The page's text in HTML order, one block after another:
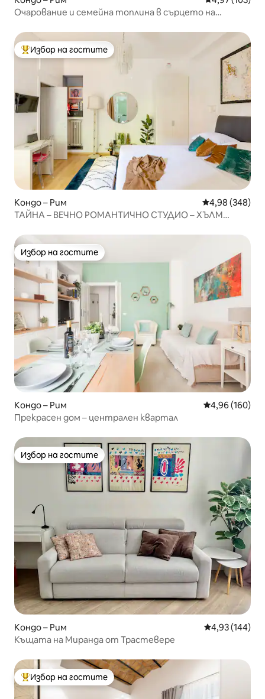
Очарование и семейна топлина в сърцето на
Най-популярен избор на гостите
Избор на гостите
Кондо – Рим Средна
4,98 (348)
ТАЙНА – ВЕЧНО РОМАНТИЧНО СТУДИО – ХЪЛМ
Избор на гостите
Избор на гостите
Кондо – Рим Средна
4,96 (160)
Прекрасен дом – централен квартал
Избор на гостите
Избор на гостите
Кондо – Рим Средна
4,93 (144)
Къщата на Миранда от Трастевере
Най-популярен избор на гостите
Избор на гостите